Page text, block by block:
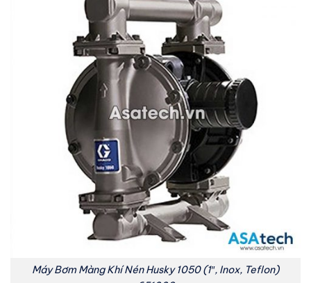
Máy Bơm Màng Khí Nén Husky 1050 (1″, Inox, Teflon)